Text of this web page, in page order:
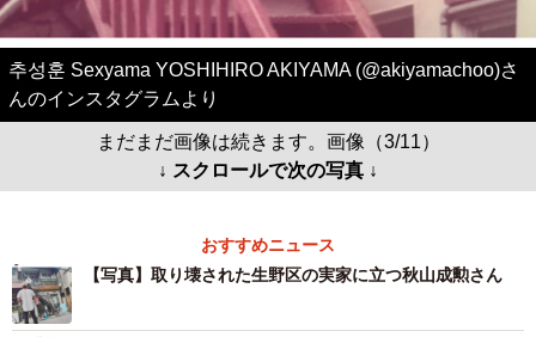
추성훈 Sexyama YOSHIHIRO AKIYAMA (@akiyamachoo)さ
んのインスタグラムより
まだまだ画像は続きます。画像（3/11）
↓ スクロールで次の写真 ↓
おすすめニュース
【写真】取り壊された生野区の実家に立つ秋山成勲さん